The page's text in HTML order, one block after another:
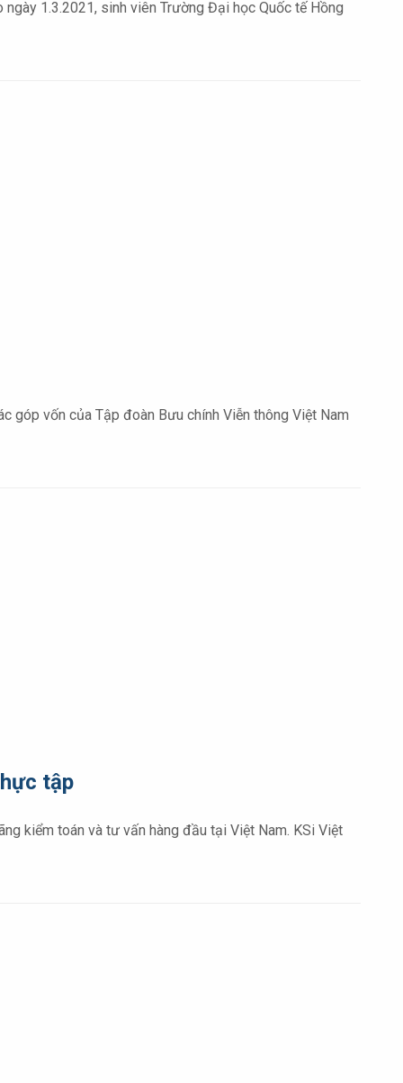
1.3.2021, sinh viên Trường Đại học Quốc tế Hồng
góp vốn của Tập đoàn Bưu chính Viễn thông Việt Nam
tập
kiểm toán và tư vấn hàng đầu tại Việt Nam. KSi Việt